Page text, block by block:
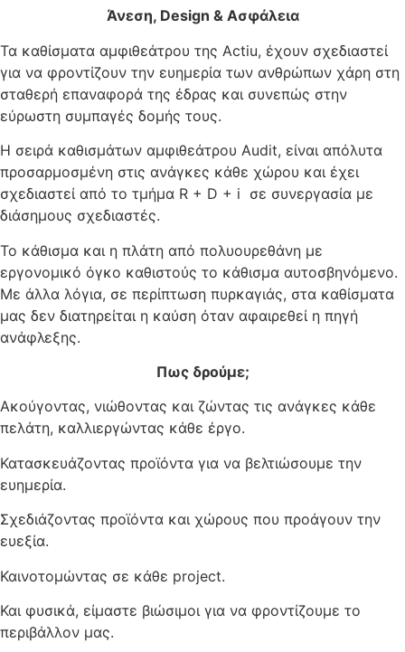
Άνεση, Design & Ασφάλεια
Τα καθίσματα αμφιθεάτρου της Actiu, έχουν σχεδιαστεί
για να φροντίζουν την ευημερία των ανθρώπων χάρη στη
σταθερή επαναφορά της έδρας και συνεπώς στην
εύρωστη συμπαγές δομής τους.
Η σειρά καθισμάτων αμφιθεάτρου Audit, είναι απόλυτα
προσαρμοσμένη στις ανάγκες κάθε χώρου και έχει
σχεδιαστεί από το τμήμα R + D + i σε συνεργασία με
διάσημους σχεδιαστές.
Το κάθισμα και η πλάτη από πολυουρεθάνη με
εργονομικό όγκο καθιστούς το κάθισμα αυτοσβηνόμενο.
Με άλλα λόγια, σε περίπτωση πυρκαγιάς, στα καθίσματα
μας δεν διατηρείται η καύση όταν αφαιρεθεί η πηγή
ανάφλεξης.
Πως δρούμε;
Ακούγοντας, νιώθοντας και ζώντας τις ανάγκες κάθε
πελάτη, καλλιεργώντας κάθε έργο.
Κατασκευάζοντας προϊόντα για να βελτιώσουμε την
ευημερία.
Σχεδιάζοντας προϊόντα και χώρους που προάγουν την
ευεξία.
Καινοτομώντας σε κάθε project.
Και φυσικά, είμαστε βιώσιμοι για να φροντίζουμε το
περιβάλλον μας.